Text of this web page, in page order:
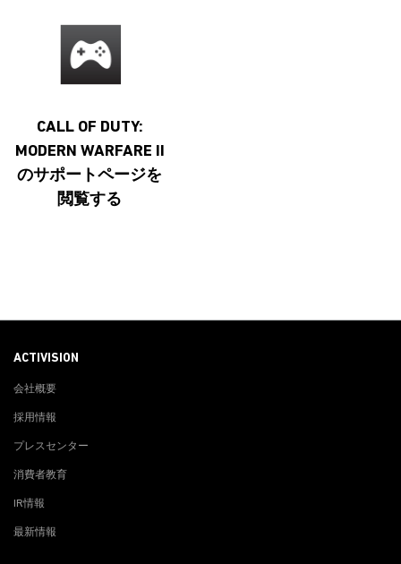
CALL OF DUTY:
MODERN WARFARE II
のサポートページを
閲覧する
ACTIVISION
会社概要
採用情報
プレスセンター
消費者教育
IR情報
最新情報